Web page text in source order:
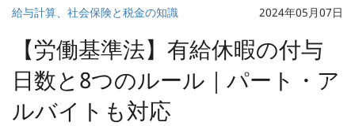
給与計算、社会保険と税金の知識 2024年05月07日
【労働基準法】有給休暇の付与
日数と8つのルール｜パート・ア
ルバイトも対応